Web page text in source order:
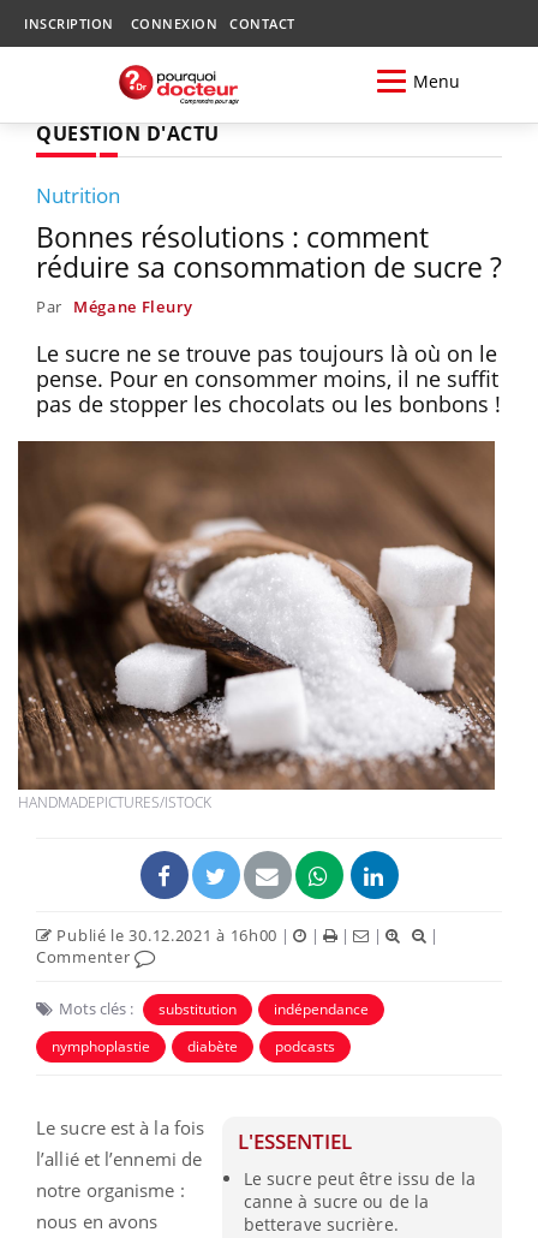
INSCRIPTION CONNEXION CONTACT
Menu
QUESTION D'ACTU
Nutrition
Bonnes résolutions : comment
réduire sa consommation de sucre ?
Par Mégane Fleury
Le sucre ne se trouve pas toujours là où on le
pense. Pour en consommer moins, il ne suffit
pas de stopper les chocolats ou les bonbons !
HANDMADEPICTURES/ISTOCK
Publié le 30.12.2021 à 16h00 | | | |
|
Commenter
Mots clés : substitution
indépendance
nymphoplastie
diabète podcasts
L'ESSENTIEL
Le sucre peut être issu de la
canne à sucre ou de la
betterave sucrière.
Le sucre est à la fois
l’allié et l’ennemi de
notre organisme :
nous en avons